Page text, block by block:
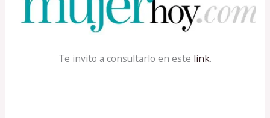
Te invito a consultarlo en este link.